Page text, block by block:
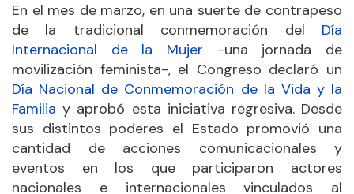
En el mes de marzo, en una suerte de contrapeso
de la tradicional conmemoración del Día
Internacional de la Mujer -una jornada de
movilización feminista-, el Congreso declaró un
Día Nacional de Conmemoración de la Vida y la
Familia y aprobó esta iniciativa regresiva. Desde
sus distintos poderes el Estado promovió una
cantidad de acciones comunicacionales y
eventos en los que participaron actores
nacionales e internacionales vinculados al